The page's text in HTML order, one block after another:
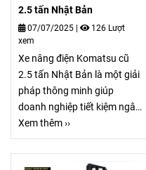
2.5 tấn Nhật Bản
07/07/2025
126 Lượt
xem
Xe nâng điện Komatsu cũ
2.5 tấn Nhật Bản là một giải
pháp thông minh giúp
doanh nghiệp tiết kiệm ngân
sách mà vẫn đảm bảo hiệu
quả hoạt động. Dòng xe
nâng điện Komatsu cũ 2.5
Xem thêm ››